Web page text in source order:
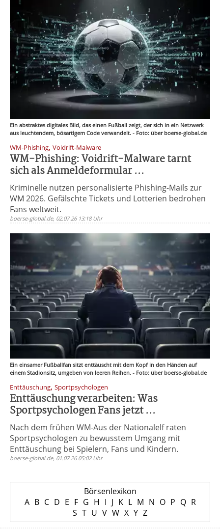
Ein abstraktes digitales Bild, das einen Fußball zeigt, der sich in ein Netzwerk
aus leuchtendem, bösartigem Code verwandelt. - Foto: über boerse-global.de
WM-Phishing, Voidrift-Malware
WM-Phishing: Voidrift-Malware tarnt
sich als Anmeldeformular ...
Kriminelle nutzen personalisierte Phishing-Mails zur
WM 2026. Gefälschte Tickets und Lotterien bedrohen
Fans weltweit.
boerse-global.de, 02.07.26 13:18 Uhr
Ein einsamer Fußballfan sitzt enttäuscht mit dem Kopf in den Händen auf
einem Stadionsitz, umgeben von leeren Reihen. - Foto: über boerse-global.de
Enttäuschung, Sportpsychologen
Enttäuschung verarbeiten: Was
Sportpsychologen Fans jetzt ...
Nach dem frühen WM-Aus der Nationalelf raten
Sportpsychologen zu bewusstem Umgang mit
Enttäuschung bei Spielern, Fans und Kindern.
boerse-global.de, 01.07.26 05:02 Uhr
Börsenlexikon
A B C D E F G H I J K L M N O P Q R
S T U V W X Y Z